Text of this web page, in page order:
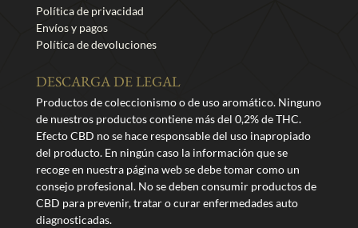
Política de privacidad
Envíos y pagos
Política de devoluciones
DESCARGA DE LEGAL
Productos de coleccionismo o de uso aromático. Ninguno
de nuestros productos contiene más del 0,2% de THC.
Efecto CBD no se hace responsable del uso inapropiado
del producto. En ningún caso la información que se
recoge en nuestra página web se debe tomar como un
consejo profesional. No se deben consumir productos de
CBD para prevenir, tratar o curar enfermedades auto
diagnosticadas.